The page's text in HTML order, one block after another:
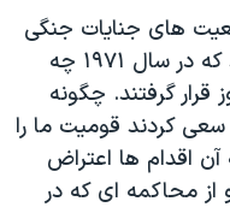
های جنايات جنگی
می گويد: سمينار به اين می پردازد که در سال ۱۹۷۱ چه
قرار گرفتند. چگونه
کردند قوميت ما را
اقدام ها اعتراض
از محاکمه ای که در